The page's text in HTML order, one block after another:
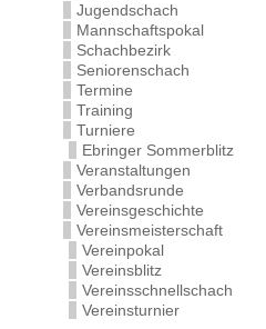
Jugendschach
Mannschaftspokal
Schachbezirk
Seniorenschach
Termine
Training
Turniere
Ebringer Sommerblitz
Veranstaltungen
Verbandsrunde
Vereinsgeschichte
Vereinsmeisterschaft
Vereinpokal
Vereinsblitz
Vereinsschnellschach
Vereinsturnier